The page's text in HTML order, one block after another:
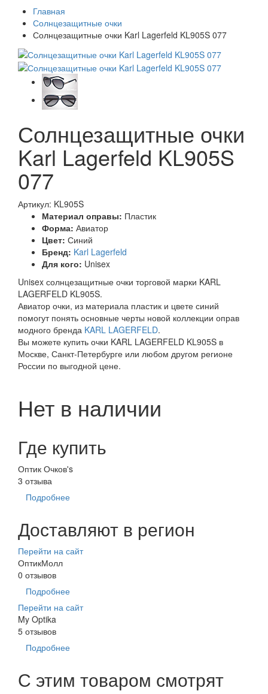
Главная
Солнцезащитные очки
Солнцезащитные очки Karl Lagerfeld KL905S 077
Солнцезащитные очки
Karl Lagerfeld KL905S
077
Артикул: KL905S
Материал оправы: Пластик
Форма: Авиатор
Цвет: Синий
Бренд: Karl Lagerfeld
Для кого: Unisex
Unisex солнцезащитные очки торговой марки KARL
LAGERFELD KL905S.
Авиатор очки, из материала пластик и цвете синий
помогут понять основные черты новой коллекции оправ
модного бренда KARL LAGERFELD.
Вы можете купить очки KARL LAGERFELD KL905S в
Москве, Санкт-Петербурге или любом другом регионе
России по выгодной цене.
Нет в наличии
Где купить
Оптик Очков's
3 отзыва
Подробнее
Доставляют в регион
Перейти на сайт
ОптикМолл
0 отзывов
Подробнее
Перейти на сайт
My Optika
5 отзывов
Подробнее
С этим товаром смотрят